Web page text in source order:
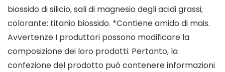
biossido di silicio, sali di magnesio degli acidi grassi;
colorante: titanio biossido. *Contiene amido di mais.
Avvertenze I produttori possono modificare la
composizione dei loro prodotti. Pertanto, la
confezione del prodotto può contenere informazioni